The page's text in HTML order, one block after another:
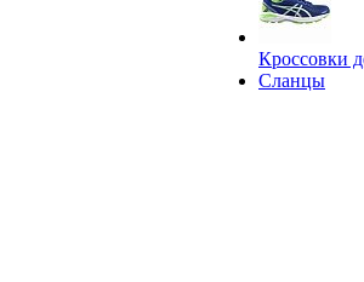
Кроссовки
Сланцы